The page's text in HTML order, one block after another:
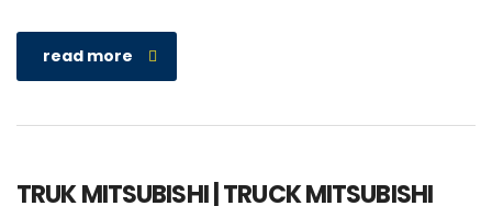
read more
TRUK MITSUBISHI | TRUCK MITSUBISHI